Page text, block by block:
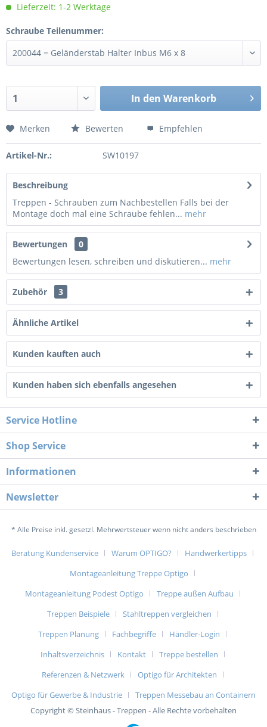
Lieferzeit: 1-2 Werktage
Schraube Teilenummer:
In den Warenkorb
Merken Bewerten Empfehlen
Artikel-Nr.: SW10197
Beschreibung
Treppen - Schrauben zum Nachbestellen Falls bei der
Montage doch mal eine Schraube fehlen... mehr
Bewertungen
0
Bewertungen lesen, schreiben und diskutieren... mehr
Zubehör 3
Ähnliche Artikel
Kunden kauften auch
Kunden haben sich ebenfalls angesehen
Service Hotline
Shop Service
Informationen
Newsletter
* Alle Preise inkl. gesetzl. Mehrwertsteuer wenn nicht anders beschrieben
Beratung Kundenservice Warum OPTIGO?
Handwerkertipps
Montageanleitung Treppe Optigo
Montageanleitung Podest Optigo
Treppe außen Aufbau
Treppen Beispiele
Stahltreppen vergleichen
Treppen Planung
Fachbegriffe
Händler-Login
Inhaltsverzeichnis
Kontakt
Treppe bestellen
Referenzen & Netzwerk
Optigo für Architekten
Optigo für Gewerbe & Industrie
Treppen Messebau an Containern
Copyright © Steinhaus - Treppen - Alle Rechte vorbehalten